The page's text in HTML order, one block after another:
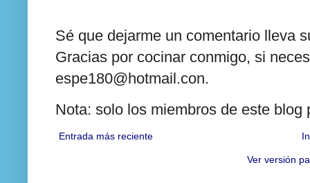
Sé que dejarme un comentario lleva
Gracias por cocinar conmigo, si
espe180@hotmail.con.
Nota: solo los miembros de este
Entrada más reciente
Ver versión